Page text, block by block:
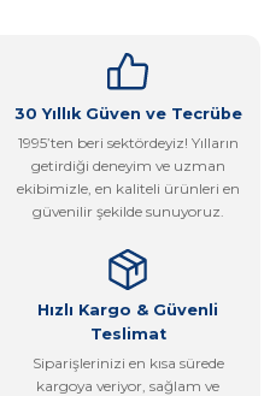
ederiz.
görüntülenemiyor.
bulunuyor.
pahalı.
olmalı.
30 Yıllık Güven ve Tecrübe
1995’ten beri sektördeyiz! Yılların
getirdiği deneyim ve uzman
ekibimizle, en kaliteli ürünleri en
güvenilir şekilde sunuyoruz.
Hızlı Kargo & Güvenli
Teslimat
Siparişlerinizi en kısa sürede
kargoya veriyor, sağlam ve